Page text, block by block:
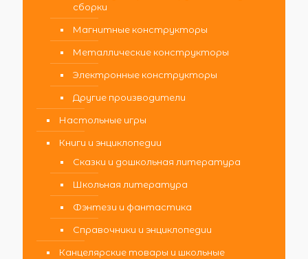
сборки
Магнитные конструкторы
Металлические конструкторы
Электронные конструкторы
Другие производители
Настольные игры
Книги и энциклопедии
Сказки и дошкольная литература
Школьная литература
Фэнтези и фантастика
Справочники и энциклопедии
Канцелярские товары и школьные